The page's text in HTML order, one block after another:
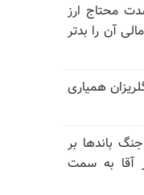
محتاج ارز
آن را بدتر
همیاری
باندها بر
آقا به سمت